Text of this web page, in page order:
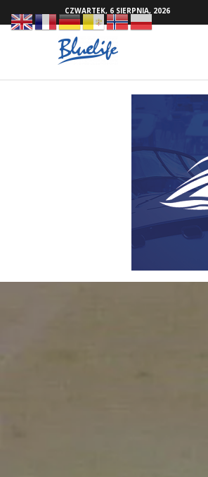
CZWARTEK, 6 SIERPNIA, 2026